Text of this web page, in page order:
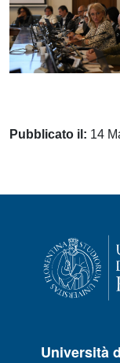
Pubblicato il: 14
Università